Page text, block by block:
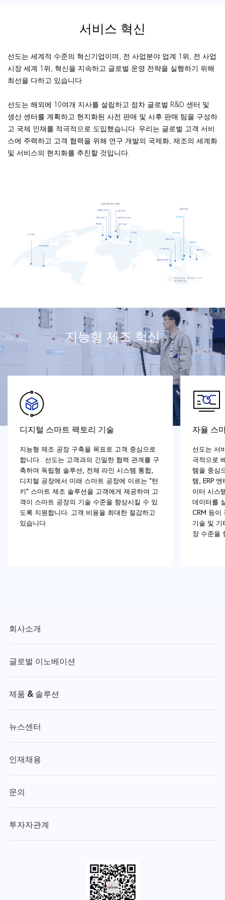
서비스 혁신
선도는 세계적 수준의 혁신기업이며, 전 사업분야 업계 1위, 전 사업
시장 세계 1위, 혁신을 지속하고 글로벌 운영 전략을 실행하기 위해
최선을 다하고 있습니다.
선도는 해외에 10여개 지사를 설립하고 점차 글로벌 R&D 센터 및
생산 센터를 계획하고 현지화된 사전 판매 및 사후 판매 팀을 구성하
고 국제 인재를 적극적으로 도입했습니다. 우리는 글로벌 고객 서비
스에 주력하고 고객 협력을 위해 연구 개발의 국제화, 제조의 세계화
및 서비스의 현지화를 추진할 것입니다.
지능형 제조 혁신
디지털 스마트 팩토리 기술
지능형 제조 공장 구축을 목표로 고객 중심으로
합니다 . 선도는 고객과의 긴밀한 협력 관계를 구
축하여 독립형 솔루션, 전체 라인 시스템 통합,
디지털 공장에서 미래 스마트 공장에 이르는 "턴
키" 스마트 제조 솔루션을 고객에게 제공하여 고
객이 스마트 공장의 기술 수준을 향상시킬 수 있
도록 지원합니다. 고객 비용을 최대한 절감하고
있습니다.
자율 스
선도는 서
극적으로
템을 중심
템, ERP
이터 시스
데이터를
CRM 등이
기술 및 기
장 수준을
회사소개
글로벌 이노베이션
제품 & 솔루션
뉴스센터
인재채용
문의
투자자관계